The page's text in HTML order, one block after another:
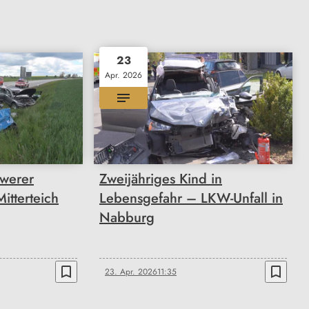
bookmark_border
23
Apr. 2026
Zweijähriges Kind in
Lebensgefahr – LKW-Unfall in
Nabburg
23. Apr. 202611:35 bookmark_border